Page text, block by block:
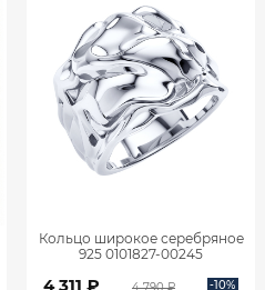
Кольцо широкое серебряное
925 0101827-00245
4 311 ₽ 4 790 ₽ -10%